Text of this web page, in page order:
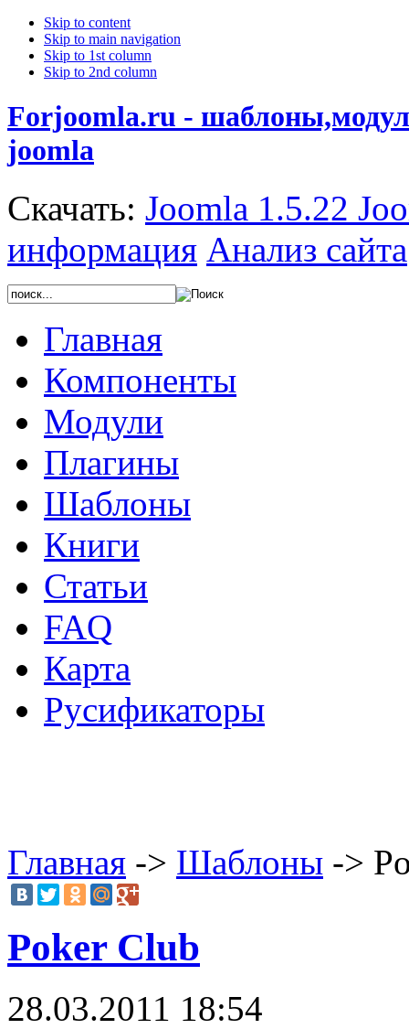
Skip to content
Skip to main navigation
Skip to 1st column
Skip to 2nd column
Forjoomla.ru -
joomla
Скачать: Joomla 1.5.22
информация Анализ сайта
Главная
Компоненты
Модули
Плагины
Шаблоны
Книги
Статьи
FAQ
Карта
Русификаторы
Главная -> Шаблоны ->
Poker Club
28.03.2011 18:54